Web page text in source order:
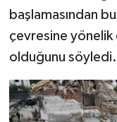
başlamasından
çevresine yönelik
olduğunu söyledi.